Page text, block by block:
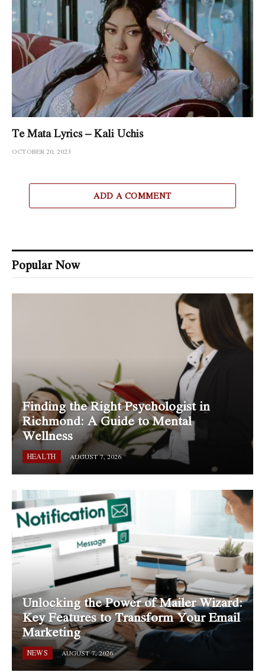
Te Mata Lyrics – Kali Uchis
OCTOBER 20, 2023
ADD A COMMENT
Popular Now
Finding the Right Psychologist in
Richmond: A Guide to Mental
Wellness
HEALTH AUGUST 7, 2026
Unlocking the Power of Mailer Wizard:
Key Features to Transform Your Email
Marketing
NEWS AUGUST 7, 2026